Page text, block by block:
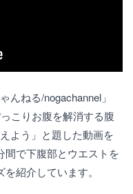
んねる/nogachannel」
こりお腹を解消する腹
よう」と題した動画を
間で下腹部とウエストを
紹介しています。